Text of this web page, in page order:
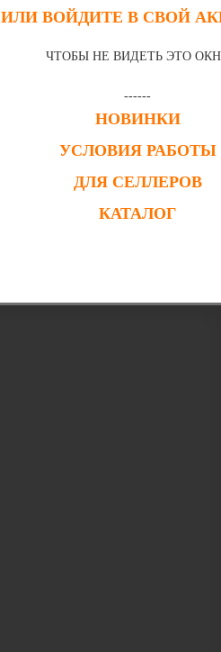
ИЛИ ВОЙДИТЕ В СВОЙ
ЧТОБЫ НЕ ВИДЕТЬ ЭТО
------
НОВИНКИ
УСЛОВИЯ РАБОТЫ
ДЛЯ СЕЛЛЕРОВ
КАТАЛОГ